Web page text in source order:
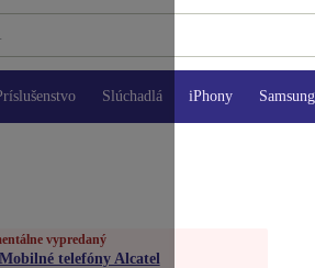
Slúchadlá iPhony
vypredaný
telefóny Alcatel